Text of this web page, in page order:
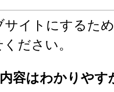
サイトにするた
ださい。
容はわかりやす